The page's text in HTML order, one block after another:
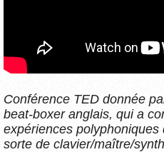
Conférence TED donnée
beat-boxer anglais, qui a
expériences
sorte de clavier/maître/